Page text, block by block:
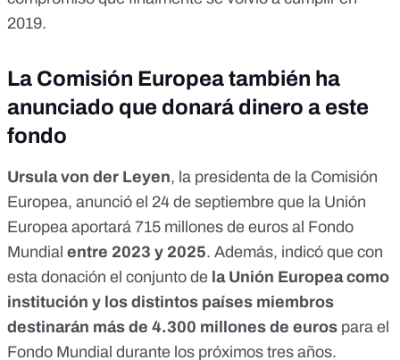
2019.
La Comisión Europea también ha
anunciado que donará dinero a este
fondo
Ursula von der Leyen, la presidenta de la Comisión
Europea, anunció el 24 de septiembre que la Unión
Europea aportará 715 millones de euros al Fondo
Mundial entre 2023 y 2025. Además, indicó que con
esta donación el conjunto de la Unión Europea como
institución y los distintos países miembros
destinarán más de 4.300 millones de euros para el
Fondo Mundial durante los próximos tres años.